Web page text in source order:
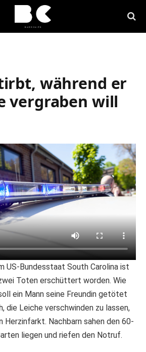
während er
vergraben will
US-Bundesstaat South Carolina ist
Toten erschüttert worden. Wie
ein Mann seine Freundin getötet
die Leiche verschwinden zu lassen,
Herzinfarkt. Nachbarn sahen den 60-
liegen und riefen den Notruf.